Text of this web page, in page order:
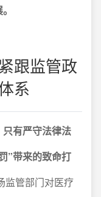
跟监管政
系
有严守法律法
”带来的致命打
监管部门对医疗